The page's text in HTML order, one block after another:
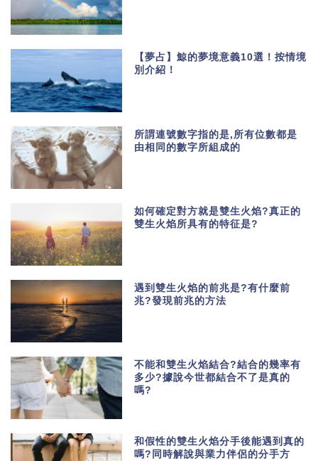
【夢占】鯨的夢境意義10選！按情境
別介紹！
所謂連號數字指的是,所有位數都是
由相同的數字所組成的
如何確定對方就是雙生火焰?真正的
雙生火焰所具有的特征是?
遇到雙生火焰的前兆是?有什麼前
兆?發現前兆的方法
不能和雙生火焰結合?結合的幾率有
多少?據說今世都結合不了是真的
嗎?
和假性的雙生火焰分手後能遇到真的
嗎?同時解說與業力伴侶的分手方